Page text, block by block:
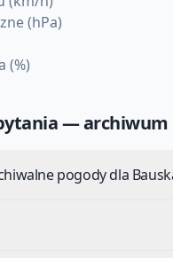
(hPa)
(%)
—
pogody dla